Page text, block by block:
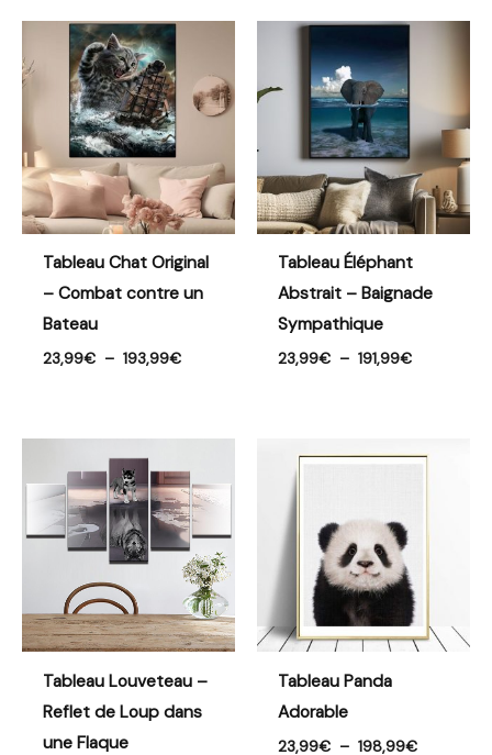
Tableau Chat Original
– Combat contre un
Bateau
23,99€ – 193,99€
23,99€
Tableau Éléphant
Abstrait – Baignade
Sympathique
23,99€ – 191,99€
Plage
191,99€
Tableau Louveteau –
Reflet de Loup dans
une Flaque
de
prix :
23,99€
à
311,99€
Tableau Panda
Adorable
23,99€ – 198,99€